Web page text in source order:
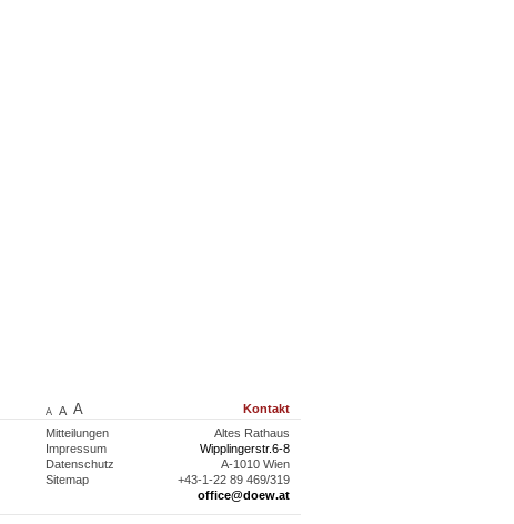
A A A Kontakt
Mitteilungen
Impressum
Datenschutz
Sitemap
Altes Rathaus
Wipplingerstr.6-8
A-1010 Wien
+43-1-22 89 469/319
office@doew.at